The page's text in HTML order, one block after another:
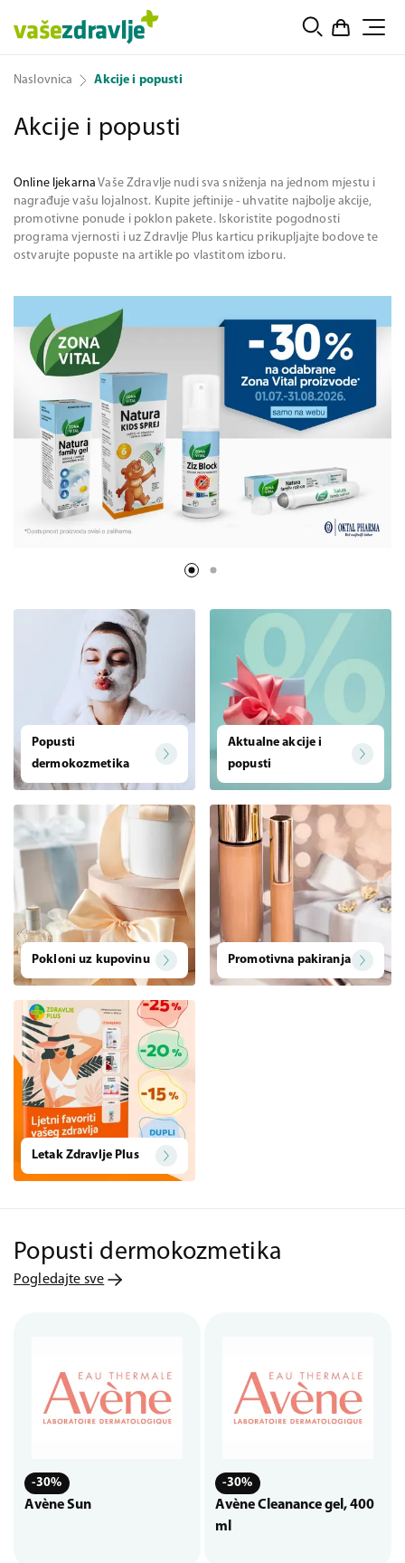
Naslovnica Akcije i popusti
Akcije i popusti
Online ljekarna Vaše Zdravlje nudi sva sniženja na jednom mjestu i
nagrađuje vašu lojalnost. Kupite jeftinije - uhvatite najbolje akcije,
promotivne ponude i poklon pakete. Iskoristite pogodnosti
programa vjernosti i uz Zdravlje Plus karticu prikupljajte bodove te
ostvarujte popuste na artikle po vlastitom izboru.
Popusti
dermokozmetika
Aktualne akcije i
popusti
Pokloni uz kupovinu Promotivna pakiranja
Letak Zdravlje Plus
Popusti dermokozmetika
Pogledajte sve
-30%
Avène Sun
-30%
Avène Cleanance gel, 400
ml